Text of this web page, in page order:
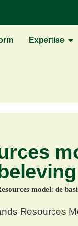
Expertise
model: de